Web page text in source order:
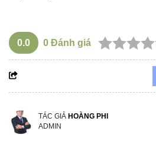
0.0 0 Đánh giá
TÁC GIẢ HOÀNG PHI
ADMIN